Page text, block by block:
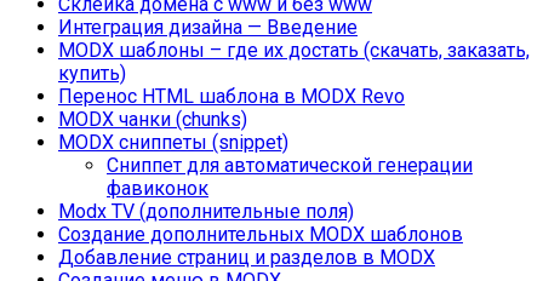
Интеграция дизайна — Введение
MODX шаблоны – где их достать (скачать, заказать,
купить)
Перенос HTML шаблона в MODX Revo
MODX чанки (chunks)
MODX сниппеты (snippet)
Сниппет для автоматической генерации
фавиконок
Modx TV (дополнительные поля)
Создание дополнительных MODX шаблонов
Добавление страниц и разделов в MODX